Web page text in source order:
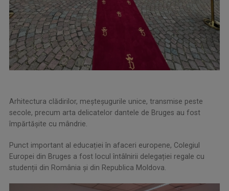
Arhitectura clădirilor, meșteșugurile unice, transmise peste
secole, precum arta delicatelor dantele de Bruges au fost
împărtăşite cu mândrie.
Punct important al educației în afaceri europene, Colegiul
Europei din Bruges a fost locul întâlnirii delegației regale cu
studenții din România și din Republica Moldova.